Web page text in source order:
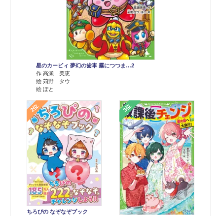
星のカービィ 夢幻の歯車 霧につつま…2
作 高瀬 美恵
絵 苅野 タウ
絵 ぽと
2位
ちろぴの なぞなぞブック
3位